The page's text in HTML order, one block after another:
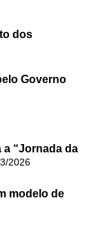
dos
Governo
“Jornada da
2026
modelo de